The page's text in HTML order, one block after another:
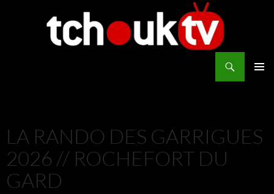
LA RANDO DES GARRIGUES
2026 // ROCHEFORT DU
GARD